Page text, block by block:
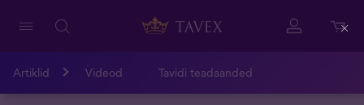
Artiklid Videod Tavidi teadaanded
Close